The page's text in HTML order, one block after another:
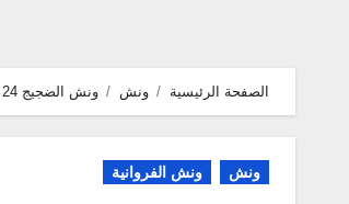
الصفحة الرئيسية ونش ونش الضجيج 24 ساعة نقل جميع انواع السيارات اتصل الأن 55800538
ونش ونش الفروانية